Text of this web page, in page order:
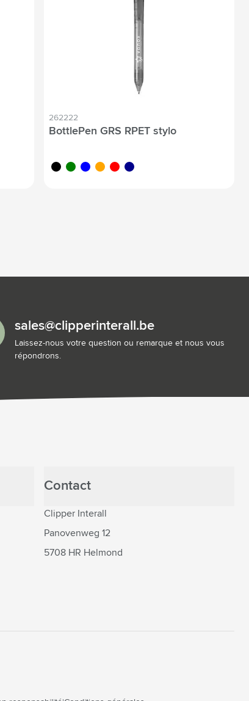
262222
BottlePen GRS RPET stylo
noir vert bleu orangerougebleu foncé
sales@clipperinterall.be
Laissez-nous votre question ou remarque et nous vous
répondrons.
Contact
Clipper Interall
Panovenweg 12
5708 HR Helmond